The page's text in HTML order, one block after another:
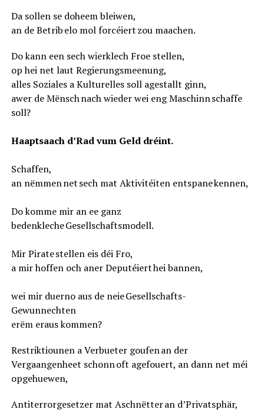
Da sollen se doheem bleiwen,
an de Betrib elo mol forcéiert zou maachen.
Do kann een sech wierklech Froe stellen,
op hei net laut Regierungsmeenung,
alles Soziales a Kulturelles soll agestallt ginn,
awer de Mënsch nach wieder wei eng Maschinn schaffe
soll?
Haaptsaach d’Rad vum Geld dréint.
Schaffen,
an nëmmen net sech mat Aktivitéiten entspane kennen,
Do komme mir an ee ganz
bedenkleche Gesellschaftsmodell.
Mir Pirate stellen eis déi Fro,
a mir hoffen och aner Deputéiert hei bannen,
wei mir duerno aus de neie Gesellschafts-
Gewunnechten
erëm eraus kommen?
Restriktiounen a Verbueter goufen an der
Vergaangenheet schonn oft agefouert, an dann net méi
opgehuewen,
Antiterrorgesetzer mat Aschnëtter an d’Privatsphär,